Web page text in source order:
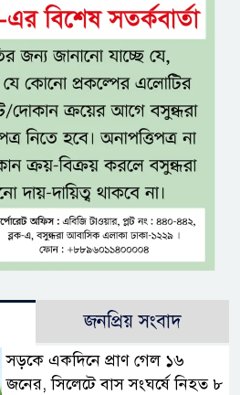
জনপ্রিয় সংবাদ
সড়কে একদিনে প্রাণ গেল ১৬
জনের, সিলেটে বাস সংঘর্ষে নিহত ৮